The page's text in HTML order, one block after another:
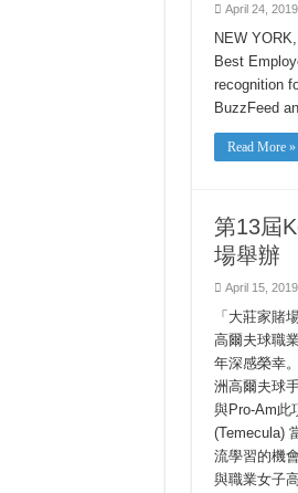
April 24, 2019
NEW
Best
recognition
BuzzFeed
Read More »
第13屆
場舉辦
April 15, 2019
「大莊家賭
高爾夫球職
年深感榮幸
洲高爾夫球
與Pro-Am此
(Temecula)
流學習的機
與職業女子